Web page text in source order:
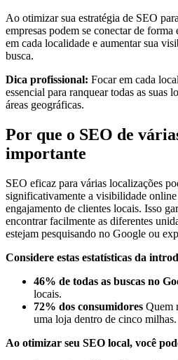
Ao otimizar sua estratégia de SEO
empresas podem se conectar de
em cada localidade e aumentar sua
busca.
Dica profissional: Focar em cada
essencial para ranquear todas as suas
áreas geográficas.
Por que o SEO de
importante
SEO eficaz para várias localizações
significativamente a visibilidade online
engajamento de clientes locais. Isso
encontrar facilmente as diferentes
estejam pesquisando no Google ou
Considere estas estatísticas da
46% de todas as buscas no
locais.
72% dos consumidores Quem
uma loja dentro de cinco milhas.
Ao otimizar seu SEO local, você